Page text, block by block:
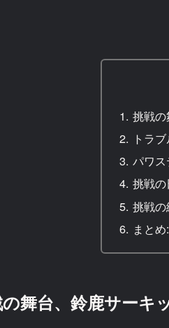
挑戦
トラ
パワ
挑戦
挑戦
まと
舞台、鈴鹿サーキ